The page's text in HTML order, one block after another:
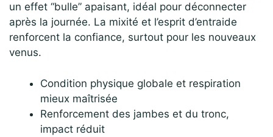
un effet “bulle” apaisant, idéal pour déconnecter
après la journée. La mixité et l’esprit d’entraide
renforcent la confiance, surtout pour les nouveaux
venus.
Condition physique globale et respiration
mieux maîtrisée
Renforcement des jambes et du tronc,
impact réduit